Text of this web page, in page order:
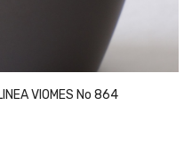
VIOMES No 864